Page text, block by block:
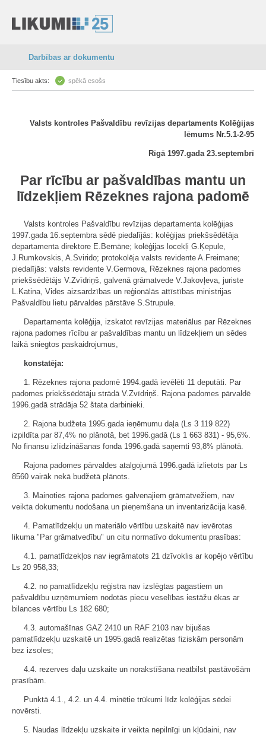
Darbības ar dokumentu
Tiesību akts: spēkā esošs
Valsts kontroles Pašvaldību revīzijas departaments Kolēģijas
lēmums Nr.5.1-2-95
Rīgā 1997.gada 23.septembrī
Par rīcību ar pašvaldības mantu un
līdzekļiem Rēzeknes rajona padomē
Valsts kontroles Pašvaldību revīzijas departamenta kolēģijas
1997.gada 16.septembra sēdē piedalījās: kolēģijas priekšsēdētāja
departamenta direktore E.Bernāne; kolēģijas locekļi G.Ķepule,
J.Rumkovskis, A.Svirido; protokolēja valsts revidente A.Freimane;
piedalījās: valsts revidente V.Germova, Rēzeknes rajona padomes
priekšsēdētājs V.Zvīdriņš, galvenā grāmatvede V.Jakovļeva, juriste
L.Katina, Vides aizsardzības un reģionālās attīstības ministrijas
Pašvaldību lietu pārvaldes pārstāve S.Strupule.
Departamenta kolēģija, izskatot revīzijas materiālus par Rēzeknes
rajona padomes rīcību ar pašvaldības mantu un līdzekļiem un sēdes
laikā sniegtos paskaidrojumus,
konstatēja:
1. Rēzeknes rajona padomē 1994.gadā ievēlēti 11 deputāti. Par
padomes priekšsēdētāju strādā V.Zvīdriņš. Rajona padomes pārvaldē
1996.gadā strādāja 52 štata darbinieki.
2. Rajona budžeta 1995.gada ieņēmumu daļa (Ls 3 119 822)
izpildīta par 87,4% no plānotā, bet 1996.gadā (Ls 1 663 831) - 95,6%.
No finansu izlīdzināšanas fonda 1996.gadā saņemti 93,8% plānotā.
Rajona padomes pārvaldes atalgojumā 1996.gadā izlietots par Ls
8560 vairāk nekā budžetā plānots.
3. Mainoties rajona padomes galvenajiem grāmatvežiem, nav
veikta dokumentu nodošana un pieņemšana un inventarizācija kasē.
4. Pamatlīdzekļu un materiālo vērtību uzskaitē nav ievērotas
likuma "Par grāmatvedību" un citu normatīvo dokumentu prasības:
4.1. pamatlīdzekļos nav iegrāmatots 21 dzīvoklis ar kopējo vērtību
Ls 20 958,33;
4.2. no pamatlīdzekļu reģistra nav izslēgtas pagastiem un
pašvaldību uzņēmumiem nodotās piecu veselības iestāžu ēkas ar
bilances vērtību Ls 182 680;
4.3. automašīnas GAZ 2410 un RAF 2103 nav bijušas
pamatlīdzekļu uzskaitē un 1995.gadā realizētas fiziskām personām
bez izsoles;
4.4. rezerves daļu uzskaite un norakstīšana neatbilst pastāvošām
prasībām.
Punktā 4.1., 4.2. un 4.4. minētie trūkumi līdz kolēģijas sēdei
novērsti.
5. Naudas līdzekļu uzskaite ir veikta nepilnīgi un kļūdaini, nav